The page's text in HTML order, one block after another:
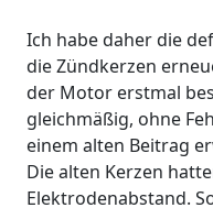
Ich habe daher die
die Zündkerzen
der Motor erstmal
gleichmäßig, ohne
einem alten Beitrag
Die alten Kerzen
Elektrodenabstand.